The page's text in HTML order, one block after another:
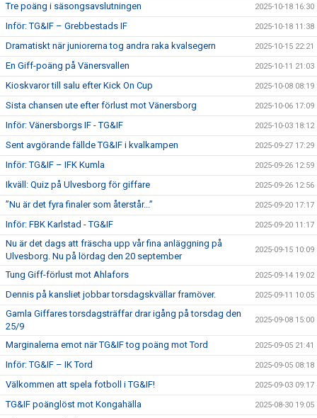
Tre poäng i säsongsavslutningen 2025-10-18 16:30
Inför: TG&IF – Grebbestads IF 2025-10-18 11:38
Dramatiskt när juniorerna tog andra raka kvalsegern 2025-10-15 22:21
En Giff-poäng på Vänersvallen 2025-10-11 21:03
Kioskvaror till salu efter Kick On Cup 2025-10-08 08:19
Sista chansen ute efter förlust mot Vänersborg 2025-10-06 17:09
Inför: Vänersborgs IF - TG&IF 2025-10-03 18:12
Sent avgörande fällde TG&IF i kvalkampen 2025-09-27 17:29
Inför: TG&IF – IFK Kumla 2025-09-26 12:59
Ikväll: Quiz på Ulvesborg för giffare 2025-09-26 12:56
”Nu är det fyra finaler som återstår...” 2025-09-20 17:17
Inför: FBK Karlstad - TG&IF 2025-09-20 11:17
Nu är det dags att fräscha upp vår fina anläggning på
Ulvesborg. Nu på lördag den 20 september
2025-09-15 10:09
Tung Giff-förlust mot Ahlafors 2025-09-14 19:02
Dennis på kansliet jobbar torsdagskvällar framöver. 2025-09-11 10:05
Gamla Giffares torsdagsträffar drar igång på torsdag den
25/9
2025-09-08 15:00
Marginalerna emot när TG&IF tog poäng mot Tord 2025-09-05 21:41
Inför: TG&IF – IK Tord 2025-09-05 08:18
Välkommen att spela fotboll i TG&IF! 2025-09-03 09:17
TG&IF poänglöst mot Kongahälla 2025-08-30 19:05